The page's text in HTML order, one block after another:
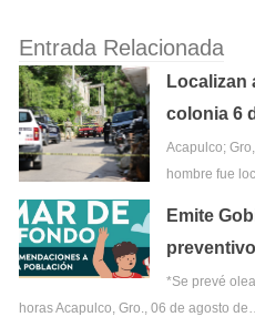
Entrada Relacionada
Localizan
colonia 6
Acapulco;
hombre fue
Emite
*Se prevé
horas Acapulco, Gro., 06 de agosto